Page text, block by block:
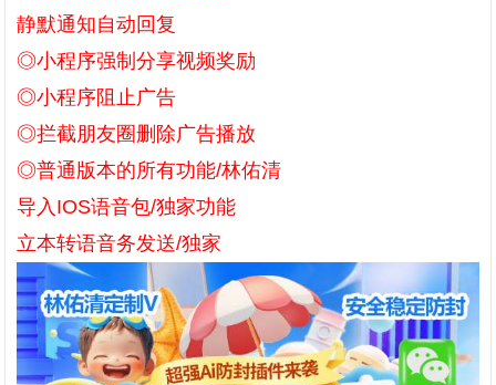
静默通知自动回复
◎小程序强制分享视频奖励
◎小程序阻止广告
◎拦截朋友圈删除广告播放
◎普通版本的所有功能/林佑清
导入IOS语音包/独家功能
立本转语音务发送/独家